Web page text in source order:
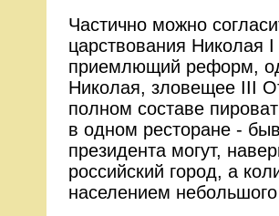
Частично можно
царствования Николая
приемлющий реформ,
Николая, зловещее III
полном составе
в одном ресторане -
президента могут,
российский город, а
населением небольшого